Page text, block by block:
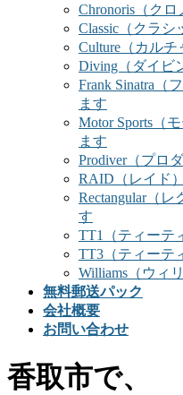
Chronoris（ク
Classic（クラ
Culture（カル
Diving（ダイビ
Frank Sinatra（
ます
Motor Sports（
ます
Prodiver（プロ
RAID（レイド
Rectangular（
す
TT1（ティーテ
TT3（ティーテ
Williams（ウィ
無料郵送パック
会社概要
お問い合わせ
香取市で、